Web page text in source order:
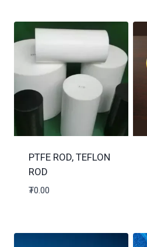
PTFE ROD, TEFLON
ROD
₮0.00